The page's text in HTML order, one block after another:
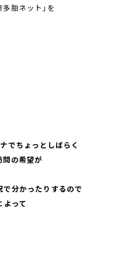
胎ネット」を
でちょっとしばらく
問の希望が
で分かったりするので
よって